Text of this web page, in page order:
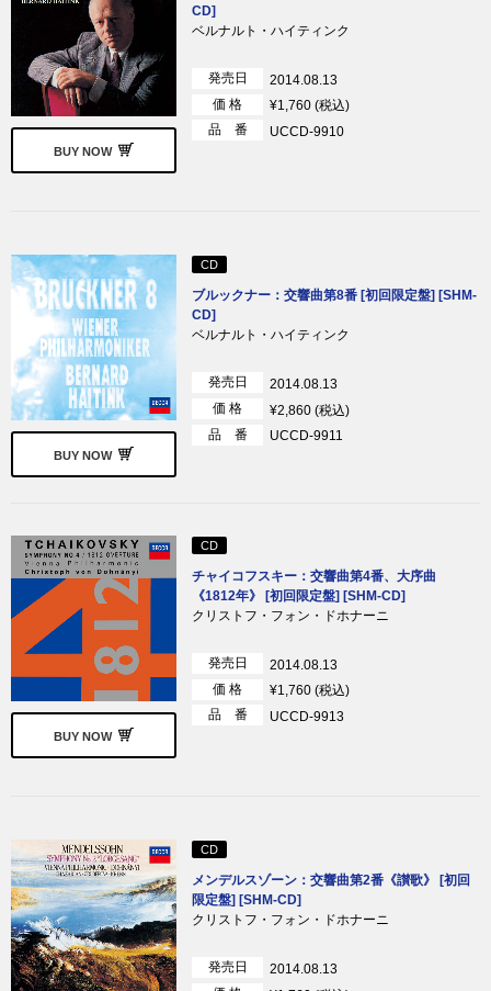
BUY NOW
CD]
ベルナルト・ハイティンク
発売日
2014.08.13
価 格
¥1,760 (税込)
品 番
UCCD-9910
BUY NOW
CD
ブルックナー：交響曲第8番 [初回限定盤] [SHM-
CD]
ベルナルト・ハイティンク
発売日
2014.08.13
価 格
¥2,860 (税込)
品 番
UCCD-9911
BUY NOW
CD
チャイコフスキー：交響曲第4番、大序曲
《1812年》 [初回限定盤] [SHM-CD]
クリストフ・フォン・ドホナーニ
発売日
2014.08.13
価 格
¥1,760 (税込)
品 番
UCCD-9913
CD
メンデルスゾーン：交響曲第2番《讃歌》 [初回
限定盤] [SHM-CD]
クリストフ・フォン・ドホナーニ
発売日
2014.08.13